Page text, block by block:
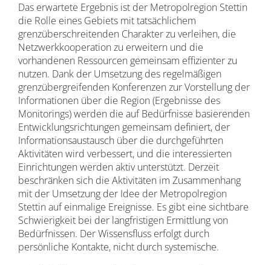
Das erwartete Ergebnis ist der Metropolregion Stettin
die Rolle eines Gebiets mit tatsächlichem
grenzüberschreitenden Charakter zu verleihen, die
Netzwerkkooperation zu erweitern und die
vorhandenen Ressourcen gemeinsam effizienter zu
nutzen. Dank der Umsetzung des regelmäßigen
grenzübergreifenden Konferenzen zur Vorstellung der
Informationen über die Region (Ergebnisse des
Monitorings) werden die auf Bedürfnisse basierenden
Entwicklungsrichtungen gemeinsam definiert, der
Informationsaustausch über die durchgeführten
Aktivitäten wird verbessert, und die interessierten
Einrichtungen werden aktiv unterstützt. Derzeit
beschränken sich die Aktivitäten im Zusammenhang
mit der Umsetzung der Idee der Metropolregion
Stettin auf einmalige Ereignisse. Es gibt eine sichtbare
Schwierigkeit bei der langfristigen Ermittlung von
Bedürfnissen. Der Wissensfluss erfolgt durch
persönliche Kontakte, nicht durch systemische.